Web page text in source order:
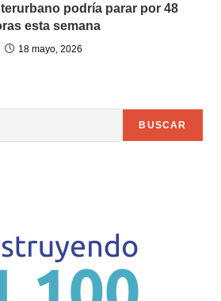
podría parar por 48
esta semana
18 mayo, 2026
BUSCAR